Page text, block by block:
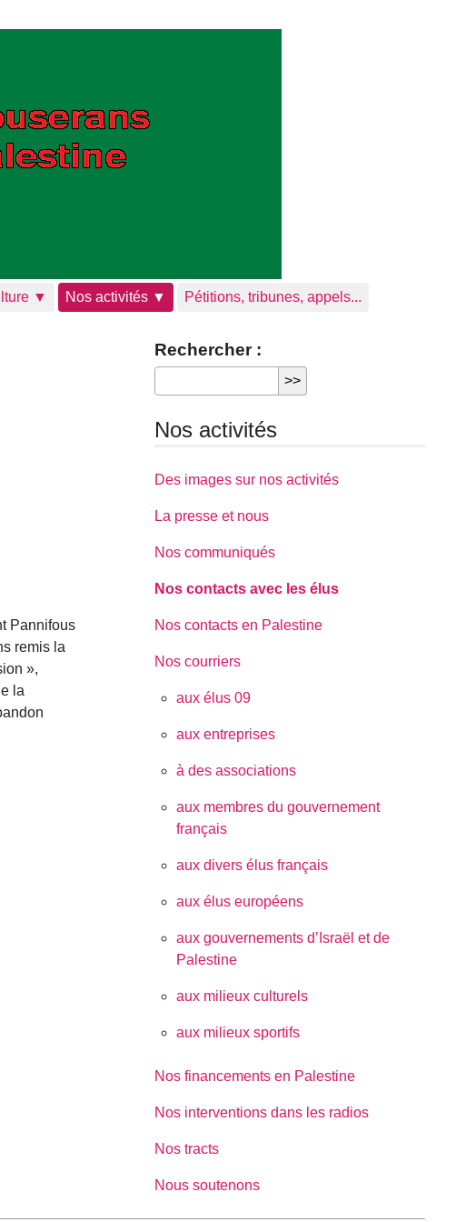
▼ Nos activités ▼ Pétitions, tribunes, appels...
Pannifous
remis la
»,
la
Rechercher :
Nos activités
Des images sur nos activités
La presse et nous
Nos communiqués
Nos contacts avec les élus
Nos contacts en Palestine
Nos courriers
aux élus 09
aux entreprises
à des associations
aux membres du gouvernement
français
aux divers élus français
aux élus européens
aux gouvernements d’Israël et de
Palestine
aux milieux culturels
aux milieux sportifs
Nos financements en Palestine
Nos interventions dans les radios
Nos tracts
Nous soutenons